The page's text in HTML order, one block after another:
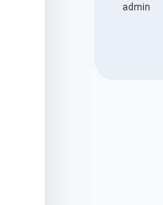
admin